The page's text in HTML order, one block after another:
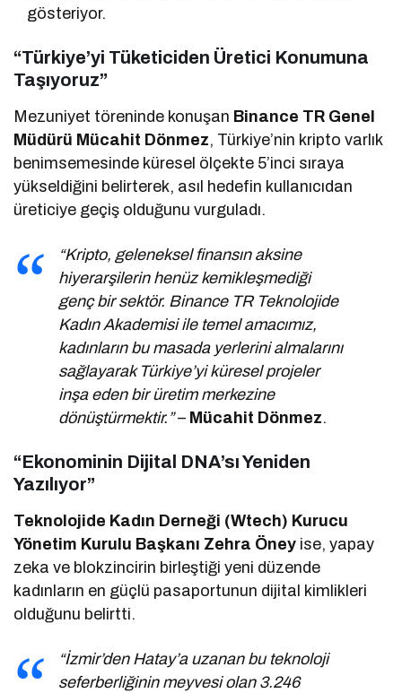
gösteriyor.
“Türkiye’yi Tüketiciden Üretici Konumuna
Taşıyoruz”
Mezuniyet töreninde konuşan Binance TR Genel
Müdürü Mücahit Dönmez, Türkiye’nin kripto varlık
benimsemesinde küresel ölçekte 5’inci sıraya
yükseldiğini belirterek, asıl hedefin kullanıcıdan
üreticiye geçiş olduğunu vurguladı.
“Kripto, geleneksel finansın aksine
hiyerarşilerin henüz kemikleşmediği
genç bir sektör. Binance TR Teknolojide
Kadın Akademisi ile temel amacımız,
kadınların bu masada yerlerini almalarını
sağlayarak Türkiye’yi küresel projeler
inşa eden bir üretim merkezine
dönüştürmektir.”– Mücahit Dönmez.
“Ekonominin Dijital DNA’sı Yeniden
Yazılıyor”
Teknolojide Kadın Derneği (Wtech) Kurucu
Yönetim Kurulu Başkanı Zehra Öney ise, yapay
zeka ve blokzincirin birleştiği yeni düzende
kadınların en güçlü pasaportunun dijital kimlikleri
olduğunu belirtti.
“İzmir’den Hatay’a uzanan bu teknoloji
seferberliğinin meyvesi olan 3.246